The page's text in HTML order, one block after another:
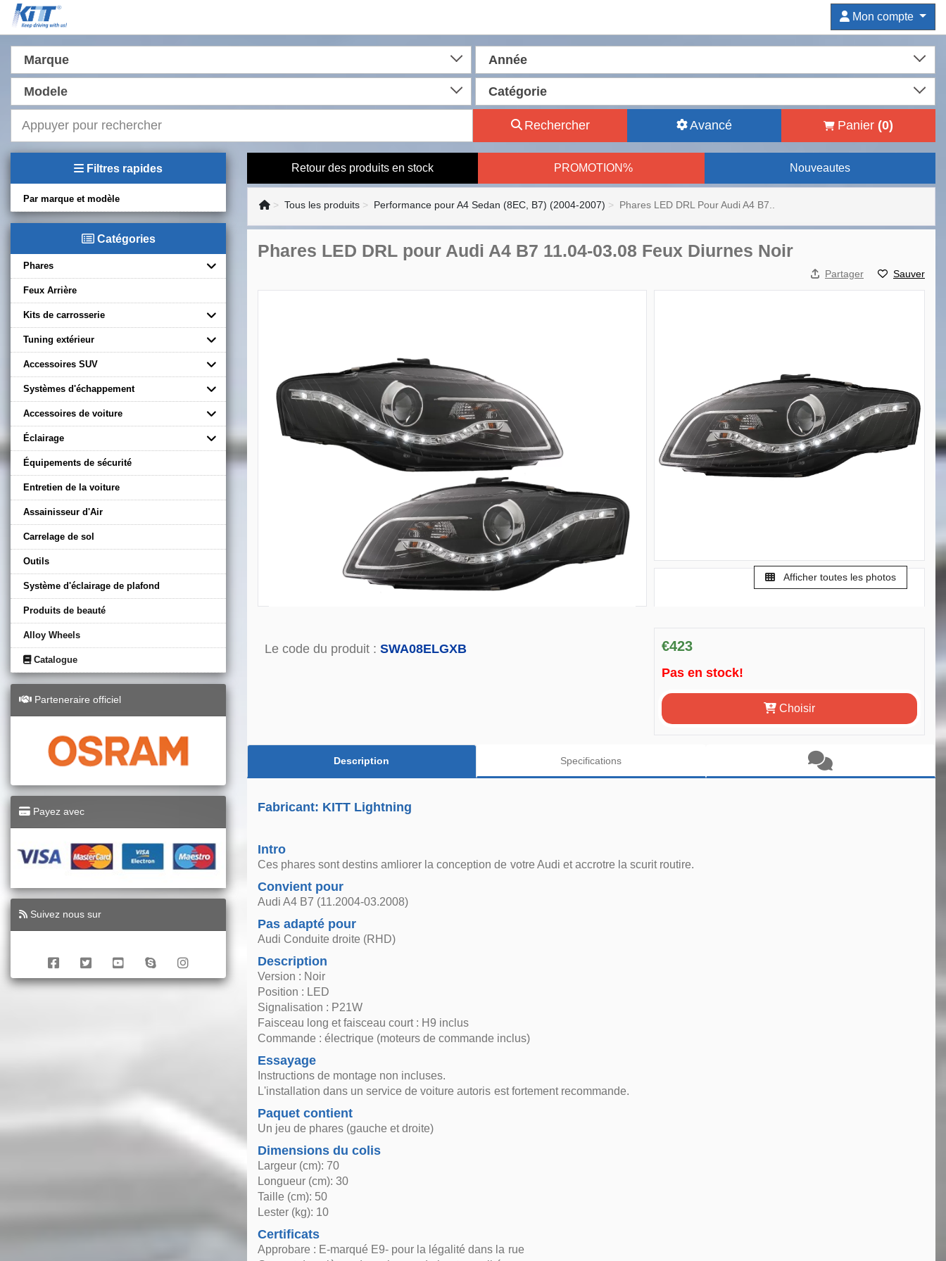
Mon compte
Marque Année
Modele Catégorie
Rechercher Avancé Panier (0)
Filtres rapides
Par marque et modèle
Catégories
Phares
Feux Arrière
Kits de carrosserie
Tuning extérieur
Accessoires SUV
Systèmes d'échappement
Accessoires de voiture
Éclairage
Équipements de sécurité
Entretien de la voiture
Assainisseur d'Air
Carrelage de sol
Outils
Système d'éclairage de plafond
Produits de beauté
Alloy Wheels
Catalogue
Parteneraire officiel
Payez avec
Suivez nous sur
Retour des produits en stock PROMOTION% Nouveautes
Tous les produits Performance pour A4 Sedan (8EC, B7) (2004-2007) Phares LED DRL Pour Audi A4 B7..
Phares LED DRL pour Audi A4 B7 11.04-03.08 Feux Diurnes Noir
Partager Sauver
Afficher toutes les photos
Le code du produit : SWA08ELGXB €423
Pas en stock!
Choisir
Description Specifications
Fabricant: KITT Lightning
Intro
Ces phares sont destins amliorer la conception de votre Audi et accrotre la scurit routire.
Convient pour
Audi A4 B7 (11.2004-03.2008)
Pas adapté pour
Audi Conduite droite (RHD)
Description
Version : Noir
Position : LED
Signalisation : P21W
Faisceau long et faisceau court : H9 inclus
Commande : électrique (moteurs de commande inclus)
Essayage
Instructions de montage non incluses.
L'installation dans un service de voiture autoris est fortement recommande.
Paquet contient
Un jeu de phares (gauche et droite)
Dimensions du colis
Largeur (cm): 70
Longueur (cm): 30
Taille (cm): 50
Lester (kg): 10
Certificats
Approbare : E-marqué E9- pour la légalité dans la rue